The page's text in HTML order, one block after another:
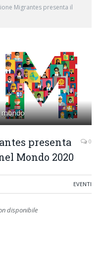
Migrantes presenta il
mondo
presenta
Mondo 2020
0
EVENTI
disponibile